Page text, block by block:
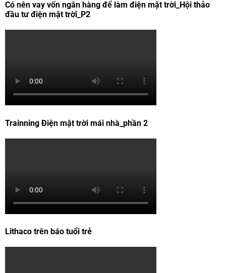
Có nên vay vốn ngân hàng để làm điện mặt trời_Hội thảo
đầu tư điện mặt trời_P2
Trainning Điện mặt trời mái nhà_phần 2
Lithaco trên báo tuổi trẻ